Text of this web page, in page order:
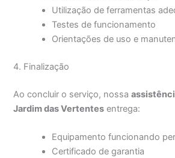
Utilização de ferramentas
Testes de funcionamento
Orientações de uso e
4. Finalização
Ao concluir o serviço, nossa
Jardim das Vertentes entrega:
Equipamento funcionando
Certificado de garantia